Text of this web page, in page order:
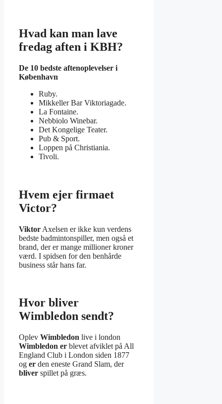
Hvad kan man lave
fredag aften i KBH?
De 10 bedste aftenoplevelser i
København
Ruby.
Mikkeller Bar Viktoriagade.
La Fontaine.
Nebbiolo Winebar.
Det Kongelige Teater.
Pub & Sport.
Loppen på Christiania.
Tivoli.
Hvem ejer firmaet
Victor?
Viktor Axelsen er ikke kun verdens
bedste badmintonspiller, men også et
brand, der er mange millioner kroner
værd. I spidsen for den benhårde
business står hans far.
Hvor bliver
Wimbledon sendt?
Oplev Wimbledon live i london
Wimbledon er blevet afviklet på All
England Club i London siden 1877
og er den eneste Grand Slam, der
bliver spillet på græs.